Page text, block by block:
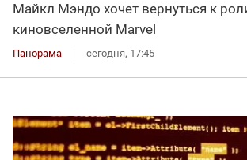
Майкл Мэндо хочет вернуться к
киновселенной Marvel
Панорама сегодня, 17:45